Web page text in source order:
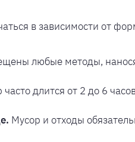
в зависимости от
любые методы,
часто длится от 2 до 6
Мусор и отходы